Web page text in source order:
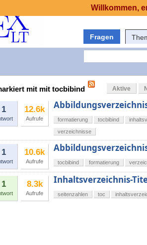
Fragen
mit mit tocbibind Aktive
1 12.6k
Aufrufe formatierung tocbibind
verzeichnisse
1 10.6k
Aufrufe tocbibind formatierung
1 8.3k
Aufrufe
Inhaltsverzeichnis-
seitenzahlen toc
Willkommen,